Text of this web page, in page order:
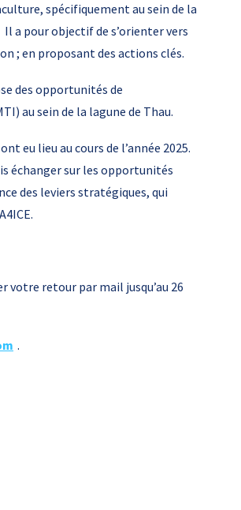
spécifiquement au sein de la
a pour objectif de s’orienter vers
; en proposant des actions clés.
des opportunités de
au sein de la lagune de Thau.
eu lieu au cours de l’année 2025.
échanger sur les opportunités
des leviers stratégiques, qui
retour par mail jusqu’au 26
.